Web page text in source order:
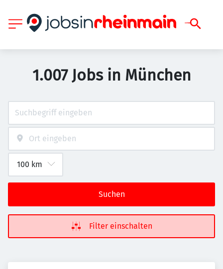
1.007 Jobs in München
Suchen
Filter einschalten